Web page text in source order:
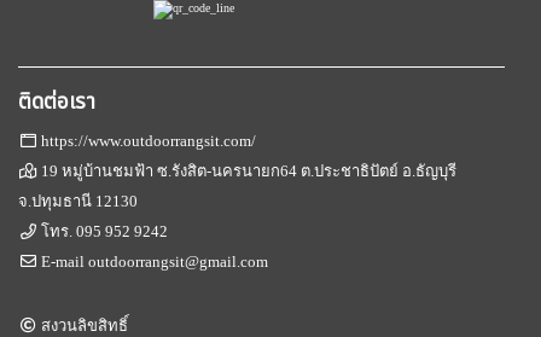
ติดต่อเรา
https://www.outdoorrangsit.com/
19 หมู่บ้านชมฟ้า ซ.รังสิต-นครนายก64 ต.ประชาธิปัตย์ อ.ธัญบุรี
จ.ปทุมธานี 12130
โทร.095 952 9242
E-mailoutdoorrangsit@gmail.com
สงวนลิขสิทธิ์